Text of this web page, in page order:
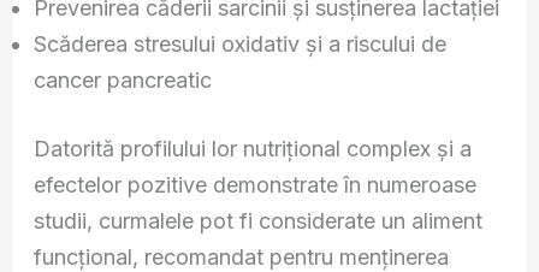
Prevenirea căderii sarcinii și susținerea lactației
Scăderea stresului oxidativ și a riscului de
cancer pancreatic
Datorită profilului lor nutrițional complex și a
efectelor pozitive demonstrate în numeroase
studii, curmalele pot fi considerate un aliment
funcțional, recomandat pentru menținerea